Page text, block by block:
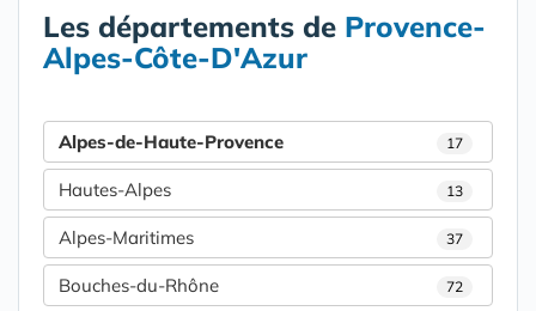
Les départements de Provence-
Alpes-Côte-D'Azur
Alpes-de-Haute-Provence 17
Hautes-Alpes 13
Alpes-Maritimes 37
Bouches-du-Rhône 72